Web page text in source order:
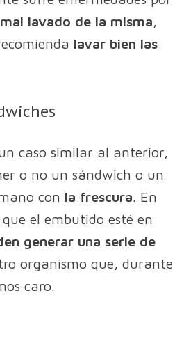
mal lavado de la misma,
lavar bien las
caso similar al anterior,
o no un sándwich o un
con la frescura. En
el embutido esté en
generar una serie de
organismo que, durante
caro.